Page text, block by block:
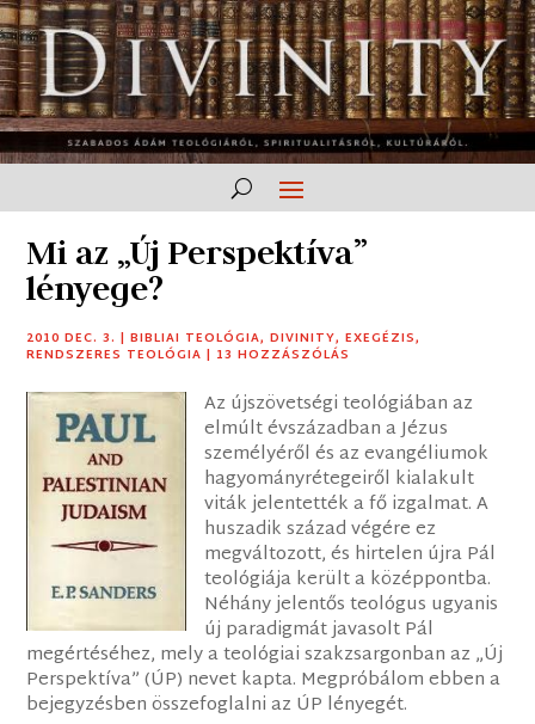
Mi az „Új Perspektíva”
lényege?
2010 DEC. 3. |BIBLIAI TEOLÓGIA,DIVINITY,EXEGÉZIS,
RENDSZERES TEOLÓGIA | 13 HOZZÁSZÓLÁS
Az újszövetségi teológiában az
elmúlt évszázadban a Jézus
személyéről és az evangéliumok
hagyományrétegeiről kialakult
viták jelentették a fő izgalmat. A
huszadik század végére ez
megváltozott, és hirtelen újra Pál
teológiája került a középpontba.
Néhány jelentős teológus ugyanis
új paradigmát javasolt Pál
megértéséhez, mely a teológiai szakzsargonban az „Új
Perspektíva” (ÚP) nevet kapta. Megpróbálom ebben a
bejegyzésben összefoglalni az ÚP lényegét.